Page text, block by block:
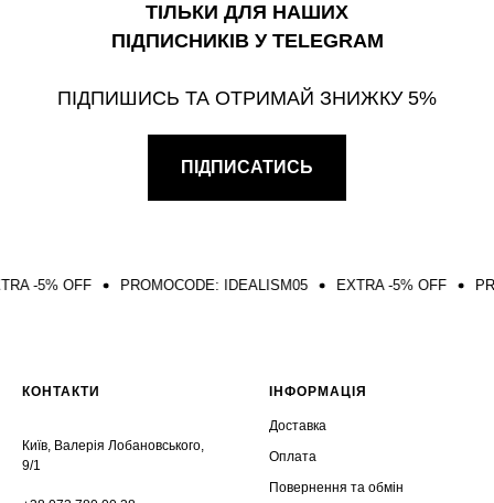
ТІЛЬКИ ДЛЯ НАШИХ
ПІДПИСНИКІВ У TELEGRAM
ПІДПИШИСЬ ТА ОТРИМАЙ ЗНИЖКУ 5%
ПІДПИСАТИСЬ
OFF PROMOCODE: IDEALISM05 EXTRA -5% OFF
КОНТАКТИ
Київ, Валерія Лобановського,
9/1
ІНФОРМАЦІЯ
Доставка
Оплата
Повернення та обмін